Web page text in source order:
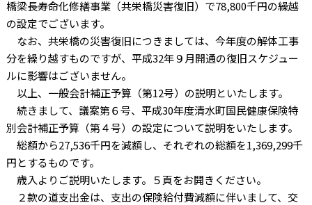
橋梁長寿命化修繕事業（共栄橋災害復旧）で78,800千円の繰越
の設定でございます。
なお、共栄橋の災害復旧につきましては、今年度の解体工事
分を繰り越すものですが、平成32年９月開通の復旧スケジュー
ルに影響はございません。
以上、一般会計補正予算（第12号）の説明といたします。
続きまして、議案第６号、平成30年度清水町国民健康保険特
別会計補正予算（第４号）の設定について説明をいたします。
総額から27,536千円を減額し、それぞれの総額を1,369,299千
円とするものです。
歳入よりご説明いたします。５頁をお開きください。
２款の道支出金は、支出の保険給付費減額に伴いまして、交